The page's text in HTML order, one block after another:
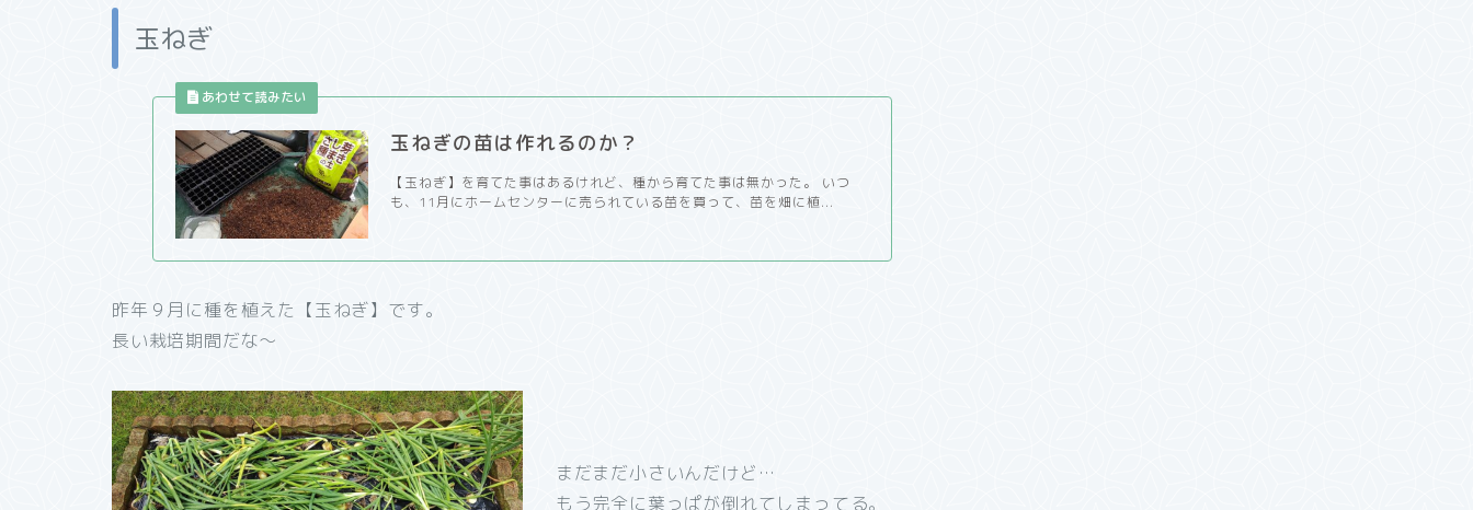
玉ねぎ
玉ねぎの苗は作れるのか？
【玉ねぎ】を育てた事はあるけれど、種から育てた事は無かった。 いつ
も、11月にホームセンターに売られている苗を買って、苗を畑に植...
昨年９月に種を植えた【玉ねぎ】です。
長い栽培期間だな～
まだまだ小さいんだけど…
もう完全に葉っぱが倒れてしまってる。